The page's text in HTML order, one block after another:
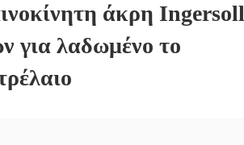
άκρη Ingersoll
για λαδωμένο το